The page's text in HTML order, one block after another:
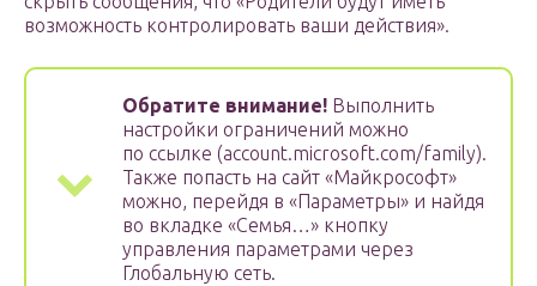
возможность контролировать ваши действия».
Обратите внимание! Выполнить
настройки ограничений можно
по ссылке (account.microsoft.com/family).
Также попасть на сайт «Майкрософт»
можно, перейдя в «Параметры» и найдя
во вкладке «Семья…» кнопку
управления параметрами через
Глобальную сеть.